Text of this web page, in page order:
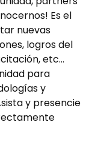
Es el
nuevas
logros del
etc...
para
y
y presencie